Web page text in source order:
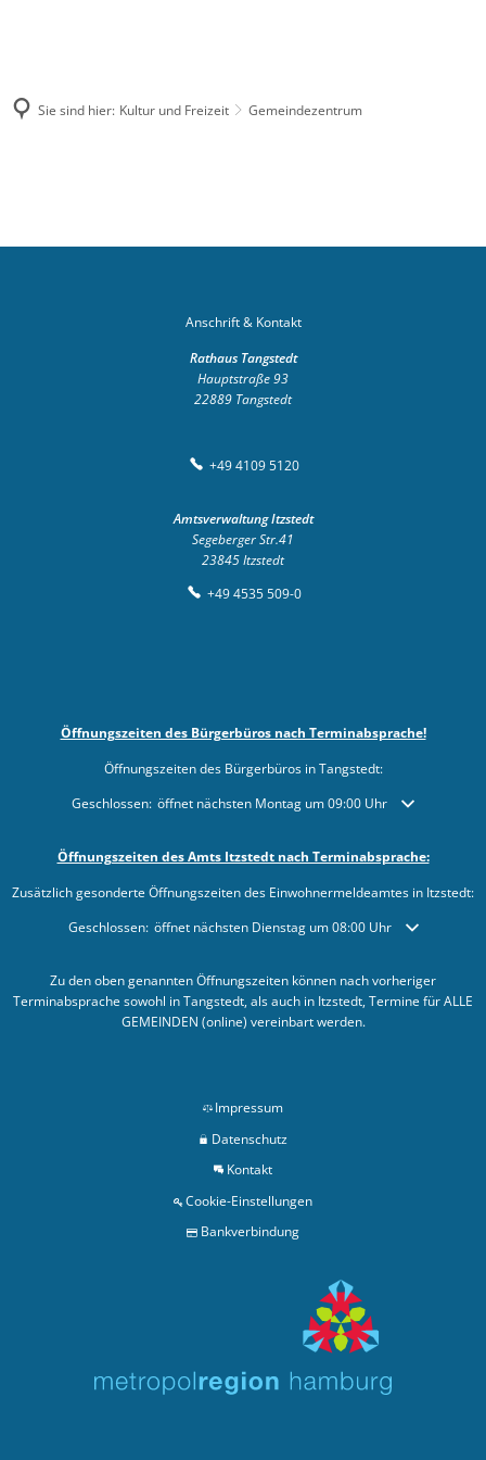
Sie sind hier: Kultur und Freizeit Gemeindezentrum
Anschrift & Kontakt
Rathaus Tangstedt
Hauptstraße 93
22889 Tangstedt
+49 4109 5120
Amtsverwaltung Itzstedt
Segeberger Str.41
23845Itzstedt
+49 4535 509-0
Öffnungszeiten des Bürgerbüros nach Terminabsprache!
Öffnungszeiten des Bürgerbüros in Tangstedt:
Klicken, um weitere Öffnungs- oder Schließzeiten auszublenden
Geschlossen: öffnet nächsten Montag um 09:00 Uhr
Öffnungszeiten des Amts Itzstedt nach Terminabsprache:
Zusätzlich gesonderte Öffnungszeiten des Einwohnermeldeamtes in Itzstedt:
Klicken, um weitere Öffnungs- oder Schließzeiten auszublenden
Geschlossen: öffnet nächsten Dienstag um 08:00 Uhr
Zu den oben genannten Öffnungszeiten können nach vorheriger
Terminabsprache sowohl in Tangstedt, als auch in Itzstedt, Termine für ALLE
GEMEINDEN (online) vereinbart werden.
Impressum
Datenschutz
Kontakt
Cookie-Einstellungen
Bankverbindung